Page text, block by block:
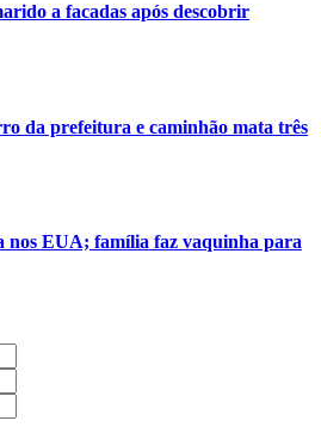
a facadas após descobrir
da prefeitura e caminhão mata três
nos EUA; família faz vaquinha para